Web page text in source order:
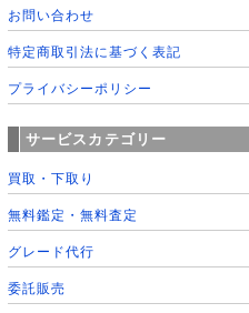
お問い合わせ
特定商取引法に基づく表記
プライバシーポリシー
サービスカテゴリー
買取・下取り
無料鑑定・無料査定
グレード代行
委託販売